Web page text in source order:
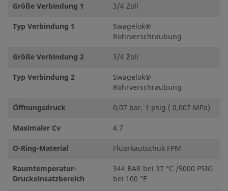
Größe Verbindung 1
3/4 Zoll
Typ Verbindung 1
Swagelok®
Rohrverschraubung
Größe Verbindung 2
3/4 Zoll
Typ Verbindung 2
Swagelok®
Rohrverschraubung
Öffnungsdruck
0,07 bar, 1 psig ( 0,007 MPa)
Maximaler Cv
4.7
O-Ring-Material
Fluorkautschuk FPM
Raumtemperatur-
Druckeinsatzbereich
344 BAR bei 37 °C /5000 PSIG
bei 100 °F